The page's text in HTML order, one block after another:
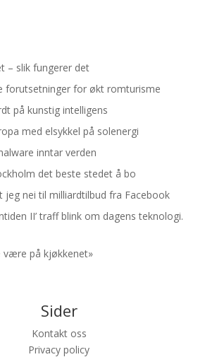
– slik fungerer det
forutsetninger for økt romturisme
på kunstig intelligens
med elsykkel på solenergi
inntar verden
det beste stedet å bo
jeg nei til milliardtilbud fra Facebook
II’ traff blink om dagens teknologi.
være på kjøkkenet»
Sider
Kontakt oss
Privacy policy